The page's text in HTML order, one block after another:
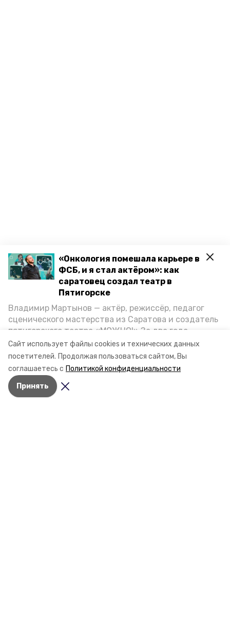
Сайт использует файлы cookies и технических данных
посетителей. Продолжая пользоваться сайтом, Вы
соглашаетесь с Политикой конфиденциальности
Принять
«Онкология помешала карьере в
ФСБ, и я стал актёром»: как
саратовец создал театр в
Пятигорске
Владимир Мартынов — актёр, режиссёр, педагог
сценического мастерства из Саратова и создатель
пятигорского театра «МОЖНО!» За два года
существования театр выпустил восемь спектаклей,
впереди — новые премьеры. О том, как стал
артистом, попал в Пятигорск и собрал труппу,
режиссёр рассказал корреспонденту «Портала
Пятигорска».